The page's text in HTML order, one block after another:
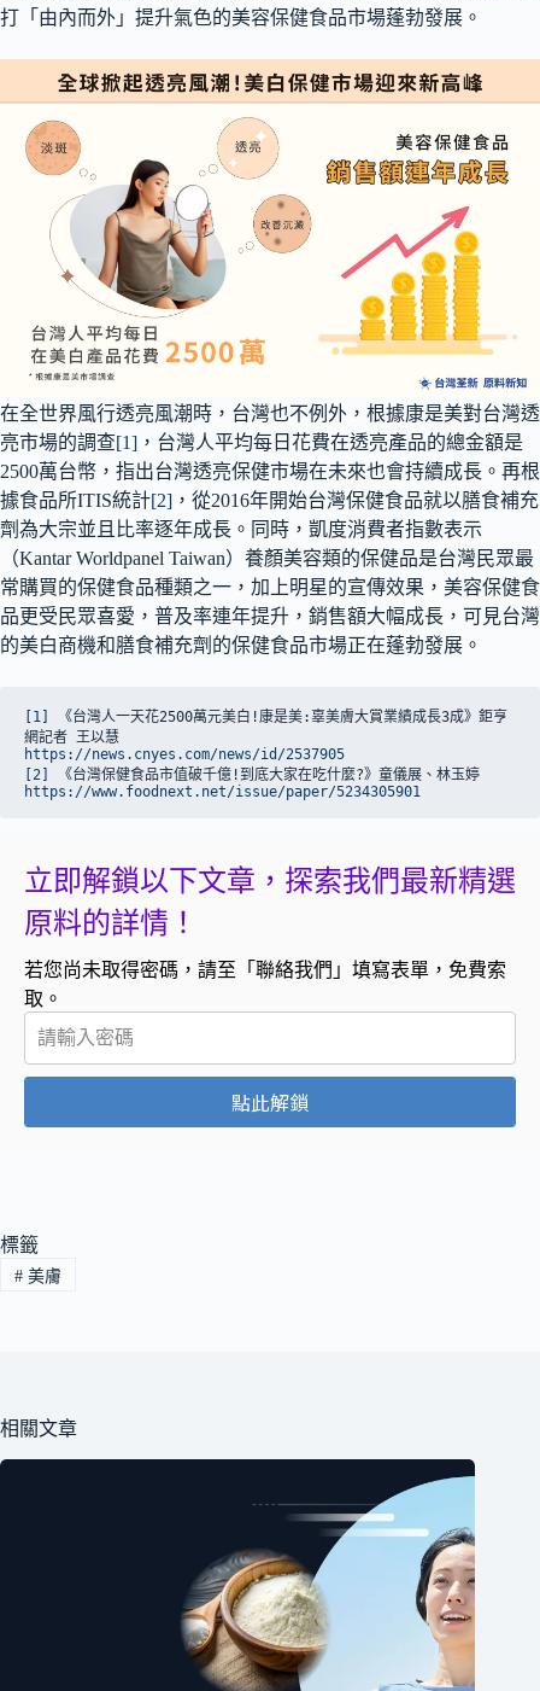
打「由內而外」提升氣色的美容保健食品市場蓬勃發展。
在全世界風行透亮風潮時，台灣也不例外，根據康是美對台灣透
亮市場的調查[1] ，台灣人平均每日花費在透亮產品的總金額是
2500萬台幣，指出台灣透亮保健市場在未來也會持續成長。再根
據食品所ITIS統計[2] ，從2016年開始台灣保健食品就以膳食補充
劑為大宗並且比率逐年成長。同時，凱度消費者指數表示
（Kantar Worldpanel Taiwan）養顏美容類的保健品是台灣民眾最
常購買的保健食品種類之一，加上明星的宣傳效果，美容保健食
品更受民眾喜愛，普及率連年提升，銷售額大幅成長，可見台灣
的美白商機和膳食補充劑的保健食品市場正在蓬勃發展。
[1]
《台灣人一天花2500萬元美白!康是美:辜美膚大賞業績成長3成》鉅亨
網記者 王以慧
https://news.cnyes.com/news/id/2537905
[2]
《台灣保健食品市值破千億!到底大家在吃什麼?》童儀展、林玉婷
https://www.foodnext.net/issue/paper/5234305901
立即解鎖以下文章，探索我們最新精選
原料的詳情！
若您尚未取得密碼，請至「聯絡我們」填寫表單，免費索
取。
點此解鎖
標籤
#美膚
相關文章